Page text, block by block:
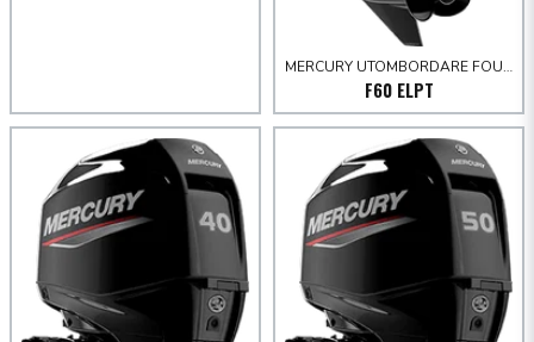
MERCURY UTOMBORDARE FOURSTROKE 30-60 HK
F60 ELPT